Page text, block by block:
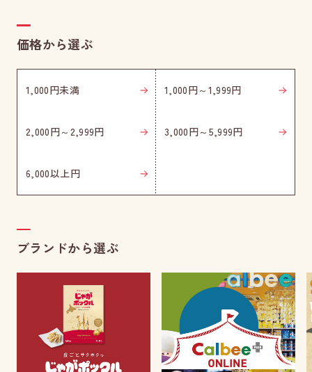
価格から選ぶ
1,000円未満 1,000円～1,999円
2,000円～2,999円 3,000円～5,999円
6,000以上円
ブランドから選ぶ